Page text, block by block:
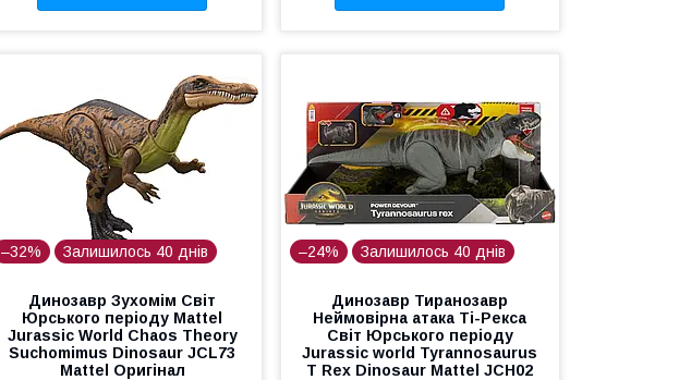
–32% Залишилось 40 днів
Динозавр Зухомім Світ
Юрського періоду Mattel
Jurassic World Chaos Theory
Suchomimus Dinosaur JCL73
Mattel Оригінал
–24% Залишилось 40 днів
Динозавр Тиранозавр
Неймовірна атака Ті-Рекса
Світ Юрського періоду
Jurassic world Tyrannosaurus
T Rex Dinosaur Mattel JCH02